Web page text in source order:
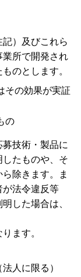
）及びこれら
所で開発され
のとします。
その効果が実証
の
技術・製品に
たものや、そ
除きます。ま
が法令違反等
した場合は、
ます。
人に限る）